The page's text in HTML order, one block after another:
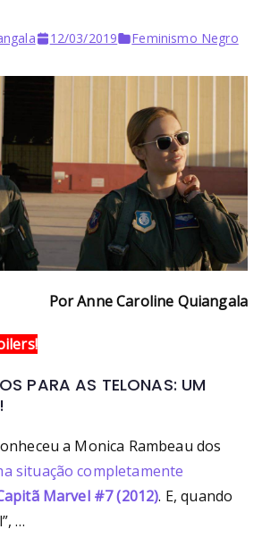
Bu
rni
He
ll
12/03/2019 Feminismo Negro
Por Anne Caroline Quiangala
PARA AS TELONAS: UM
a Monica Rambeau dos
situação completamente
Marvel #7 (2012). E, quando
…